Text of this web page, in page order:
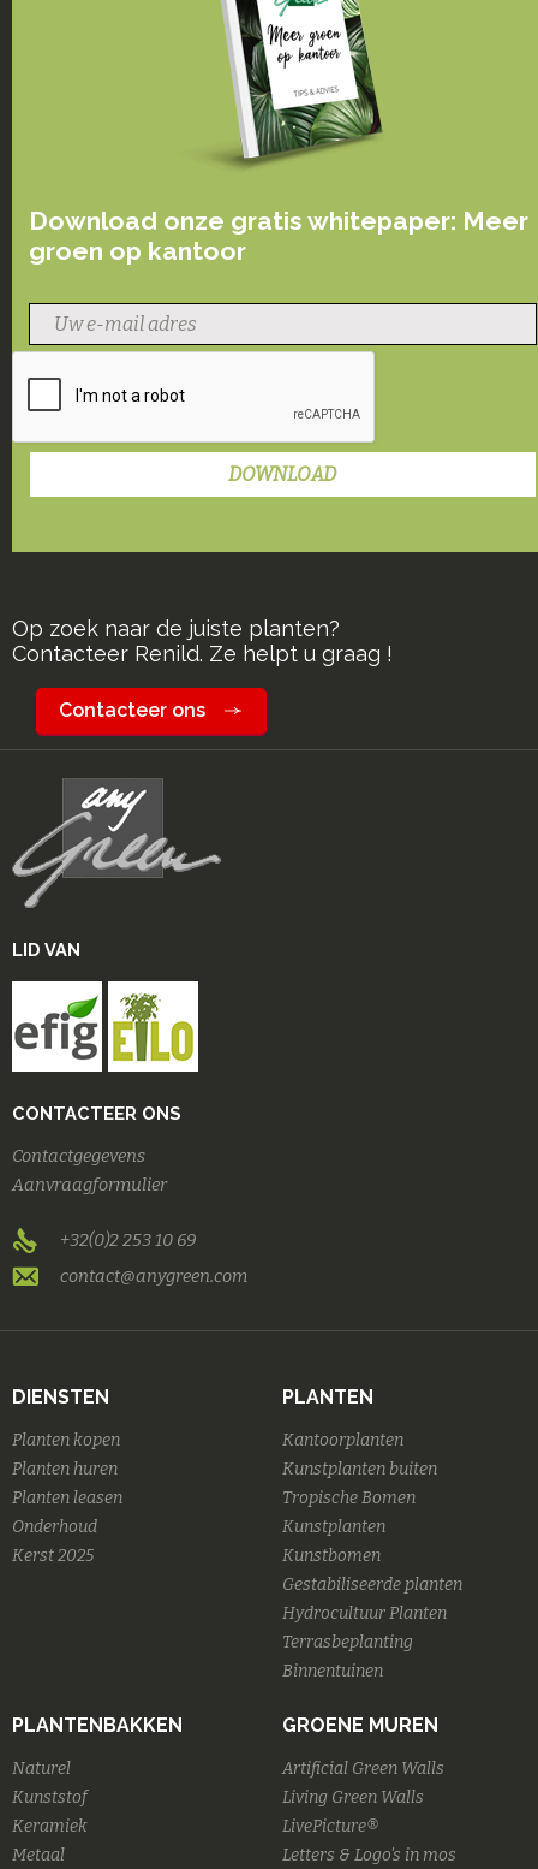
Download onze gratis whitepaper: Meer
groen op kantoor
Op zoek naar de juiste planten?
Contacteer Renild. Ze helpt u graag !
Contacteer ons
LID VAN
CONTACTEER ONS
Contactgegevens
Aanvraagformulier
+32(0)2 253 10 69
contact@anygreen.com
DIENSTEN
Planten kopen
Planten huren
Planten leasen
Onderhoud
Kerst 2025
PLANTEN
Kantoorplanten
Kunstplanten buiten
Tropische Bomen
Kunstplanten
Kunstbomen
Gestabiliseerde planten
Hydrocultuur Planten
Terrasbeplanting
Binnentuinen
PLANTENBAKKEN
Naturel
Kunststof
Keramiek
Metaal
GROENE MUREN
Artificial Green Walls
Living Green Walls
LivePicture®
Letters & Logo's in mos